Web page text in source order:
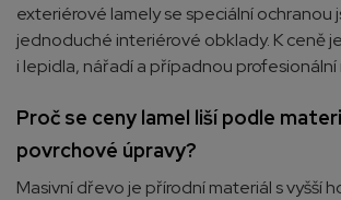
exteriérové lamely se speciální ochranou
jednoduché interiérové obklady. K ceně
i lepidla, nářadí a případnou profesionální
Proč se ceny lamel liší podle
povrchové úpravy?
Masivní dřevo je přírodní materiál s vyšší